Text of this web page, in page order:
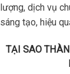
lượng, dịch vụ
sáng tạo, hiệu
TẠI SAO